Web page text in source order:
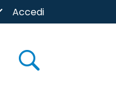
Accedi